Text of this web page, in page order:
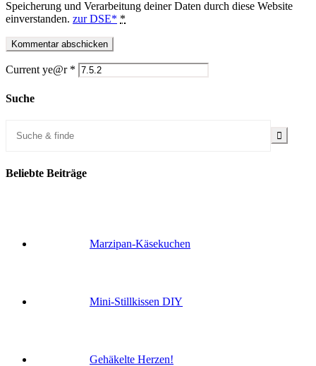
Speicherung und Verarbeitung deiner Daten durch diese Website
einverstanden. zur DSE* *
Current ye@r *
Suche
Beliebte Beiträge
Marzipan-Käsekuchen
Mini-Stillkissen DIY
Gehäkelte Herzen!